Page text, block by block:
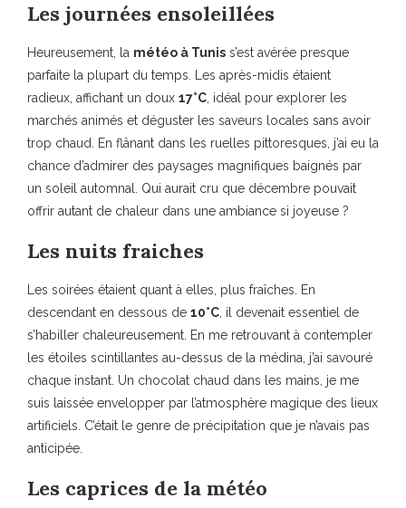
Les journées ensoleillées
Heureusement, la météo à Tunis s’est avérée presque
parfaite la plupart du temps. Les après-midis étaient
radieux, affichant un doux 17°C, idéal pour explorer les
marchés animés et déguster les saveurs locales sans avoir
trop chaud. En flânant dans les ruelles pittoresques, j’ai eu la
chance d’admirer des paysages magnifiques baignés par
un soleil automnal. Qui aurait cru que décembre pouvait
offrir autant de chaleur dans une ambiance si joyeuse ?
Les nuits fraiches
Les soirées étaient quant à elles, plus fraîches. En
descendant en dessous de 10°C, il devenait essentiel de
s’habiller chaleureusement. En me retrouvant à contempler
les étoiles scintillantes au-dessus de la médina, j’ai savouré
chaque instant. Un chocolat chaud dans les mains, je me
suis laissée envelopper par l’atmosphère magique des lieux
artificiels. C’était le genre de précipitation que je n’avais pas
anticipée.
Les caprices de la météo